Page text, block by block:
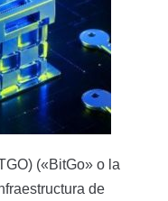
(«BitGo» o la
de